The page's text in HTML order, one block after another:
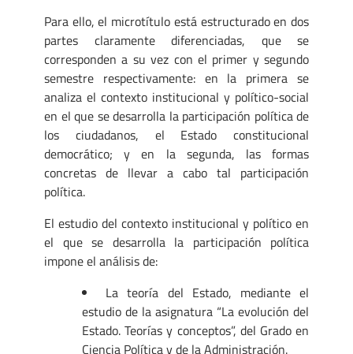
Para ello, el microtítulo está estructurado en dos
partes claramente diferenciadas, que se
corresponden a su vez con el primer y segundo
semestre respectivamente: en la primera se
analiza el contexto institucional y político-social
en el que se desarrolla la participación política de
los ciudadanos, el Estado constitucional
democrático; y en la segunda, las formas
concretas de llevar a cabo tal participación
política.
El estudio del contexto institucional y político en
el que se desarrolla la participación política
impone el análisis de:
La teoría del Estado, mediante el
estudio de la asignatura “La evolución del
Estado. Teorías y conceptos”, del Grado en
Ciencia Política y de la Administración.